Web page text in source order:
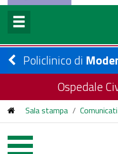
Policlinico di
Ospedale
Sala stampa / Comunicati